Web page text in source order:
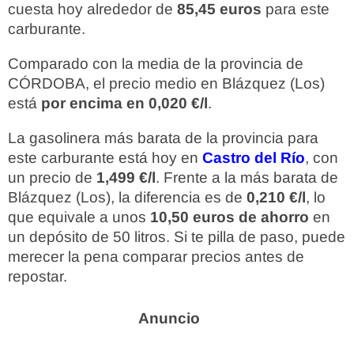
cuesta hoy alrededor de 85,45 euros para este
carburante.
Comparado con la media de la provincia de
CÓRDOBA, el precio medio en Blázquez (Los)
está por encima en 0,020 €/l.
La gasolinera más barata de la provincia para
este carburante está hoy en Castro del Río, con
un precio de 1,499 €/l. Frente a la más barata de
Blázquez (Los), la diferencia es de 0,210 €/l, lo
que equivale a unos 10,50 euros de ahorro en
un depósito de 50 litros. Si te pilla de paso, puede
merecer la pena comparar precios antes de
repostar.